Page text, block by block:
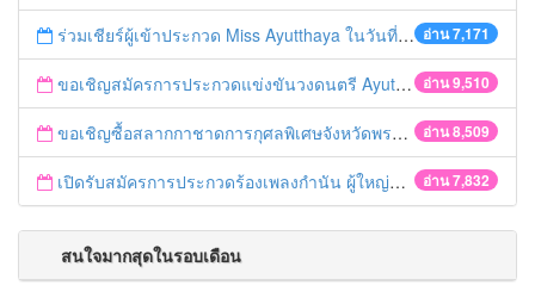
อ่าน 7,171
ร่วมเชียร์ผู้เข้าประกวด Miss Ayutthaya ในวันที่ 15 ธันวาคม 2560
อ่าน 9,510
ขอเชิญสมัครการประกวดแข่งขันวงดนตรี Ayutthaya battle of the bands
อ่าน 8,509
ขอเชิญซื้อสลากกาชาดการกุศลพิเศษจังหวัดพระนครศรีอยุธยา 2560
อ่าน 7,832
เปิดรับสมัครการประกวดร้องเพลงกำนัน ผู้ใหญ่บ้าน ฯลฯ
สนใจมากสุดในรอบเดือน